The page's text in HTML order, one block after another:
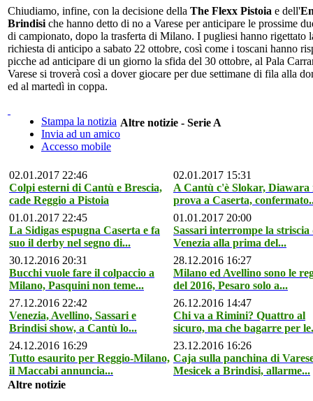
Chiudiamo, infine, con la decisione della The Flexx Pistoia e dell'
Brindisi che hanno detto di no a Varese per anticipare le prossime
di campionato, dopo la trasferta di Milano. I pugliesi hanno rigettato
richiesta di anticipo a sabato 22 ottobre, così come i toscani hanno
picche ad anticipare di un giorno la sfida del 30 ottobre, al Pala
Varese si troverà così a dover giocare per due settimane di fila alla
ed al martedì in coppa.
Stampa la notizia
Invia ad un amico
Accesso mobile
Altre notizie - Serie A
02.01.2017 22:46
Colpi esterni di Cantù e Brescia,
cade Reggio a Pistoia
02.01.2017 15:31
A Cantù c'è Slokar, Diawara
prova a Caserta,
01.01.2017 22:45
La Sidigas espugna Caserta e fa
suo il derby nel segno di...
01.01.2017 20:00
Sassari interrompe la striscia
Venezia alla prima del...
30.12.2016 20:31
Bucchi vuole fare il colpaccio a
Milano, Pasquini non teme...
28.12.2016 16:27
Milano ed Avellino sono le
del 2016, Pesaro solo a...
27.12.2016 22:42
Venezia, Avellino, Sassari e
Brindisi show, a Cantù lo...
26.12.2016 14:47
Chi va a Rimini? Quattro al
sicuro, ma che bagarre per
24.12.2016 16:29
Tutto esaurito per Reggio-Milano,
il Maccabi annuncia...
23.12.2016 16:26
Caja sulla panchina di
Mesicek a Brindisi, allarme...
Altre notizie